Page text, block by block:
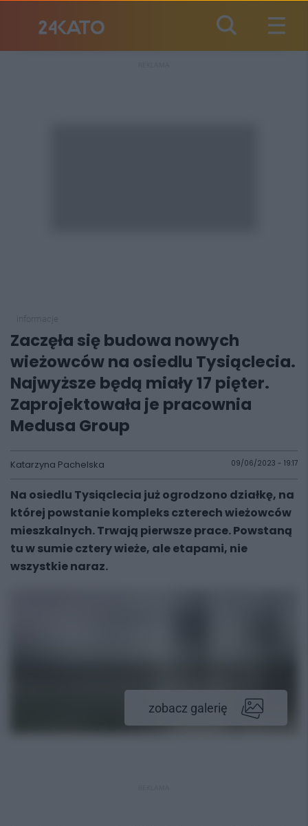
Zaczęła się budowa nowych
wieżowców na osiedlu Tysiąclecia.
Najwyższe będą miały 17 pięter.
Zaprojektowała je pracownia
Medusa Group
Katarzyna Pachelska 09/06/2023 - 19:17
Na osiedlu Tysiąclecia już ogrodzono działkę, na
której powstanie kompleks czterech wieżowców
mieszkalnych. Trwają pierwsze prace. Powstaną
tu w sumie cztery wieże, ale etapami, nie
wszystkie naraz.
zobacz galerię